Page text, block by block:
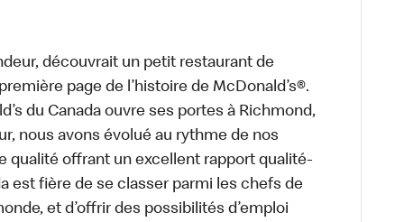
découvrait un petit restaurant de
page de l’histoire de McDonald’s®.
du Canada ouvre ses portes à Richmond,
nous avons évolué au rythme de nos
qualité offrant un excellent rapport qualité-
est fière de se classer parmi les chefs de
et d’offrir des possibilités d’emploi